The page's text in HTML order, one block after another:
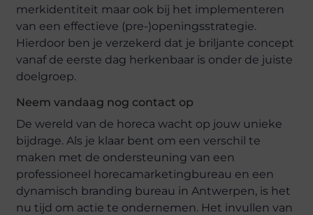
merkidentiteit maar ook bij het implementeren
van een effectieve (pre-)openingsstrategie.
Hierdoor ben je verzekerd dat je briljante concept
vanaf de eerste dag herkenbaar is onder de juiste
doelgroep.
Neem vandaag nog contact op
De wereld van de horeca wacht op jouw unieke
bijdrage. Als je klaar bent om een verschil te
maken met de ondersteuning van een
professioneel horecamarketingbureau en een
dynamisch branding bureau in Antwerpen, is het
nu tijd om actie te ondernemen. Het invullen van